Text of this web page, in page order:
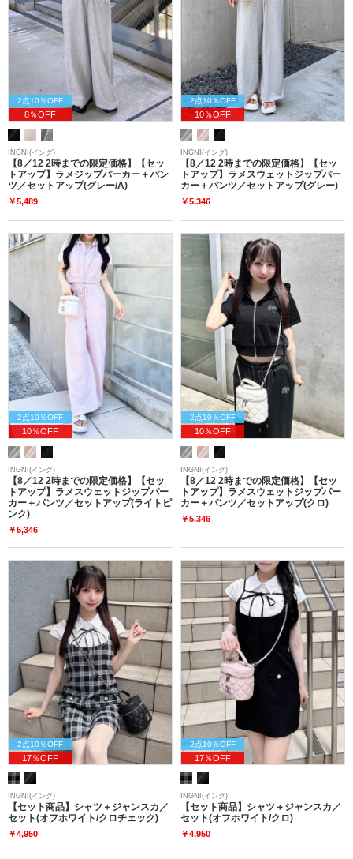
2点10％OFF
8％OFF
INGNI(イング)
【8／12 2時までの限定価格】【セッ
トアップ】ラメジップパーカー＋パン
ツ／セットアップ(グレー/A)
￥5,489
2点10％OFF
10％OFF
INGNI(イング)
【8／12 2時までの限定価格】【セッ
トアップ】ラメスウェットジップパー
カー＋パンツ／セットアップ(グレー)
￥5,346
2点10％OFF
10％OFF
INGNI(イング)
【8／12 2時までの限定価格】【セッ
トアップ】ラメスウェットジップパー
カー＋パンツ／セットアップ(ライトピ
ンク)
￥5,346
2点10％OFF
10％OFF
INGNI(イング)
【8／12 2時までの限定価格】【セッ
トアップ】ラメスウェットジップパー
カー＋パンツ／セットアップ(クロ)
￥5,346
2点10％OFF
17％OFF
INGNI(イング)
【セット商品】シャツ＋ジャンスカ／
セット(オフホワイト/クロチェック)
￥4,950
2点10％OFF
17％OFF
INGNI(イング)
【セット商品】シャツ＋ジャンスカ／
セット(オフホワイト/クロ)
￥4,950